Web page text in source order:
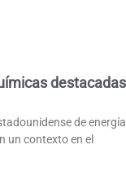
de
un contexto en el